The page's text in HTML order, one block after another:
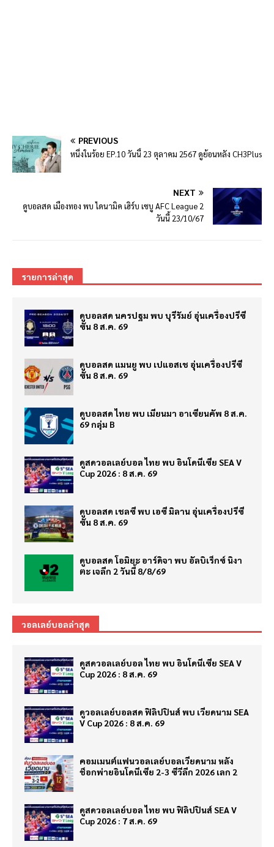
PREVIOUS
หนึ่งในร้อย EP.10 วันนี้ 23 ตุลาคม 2567 ดูย้อนหลัง CH3Plus
NEXT
ดูบอลสด เมืองทอง พบ ไดนามิค เฮิร์บ เซบู AFC League 2
วันนี้ 23/10/67
รายการล่าสุด
ดูบอลสด นครปฐม พบ บุรีรัมย์ อุ่นเครื่องปรีซี
ซั่น 8 ส.ค. 69
ดูบอลสด แมนยู พบ เปแอสเช อุ่นเครื่องปรีซี
ซั่น 8 ส.ค. 69
ดูบอลสด ไทย พบ เมียนมา อาเซียนคัพ 8 ส.ค.
69 กลุ่ม B
ดูสดวอลเลย์บอล ไทย พบ อินโดนีเซีย SEA V
Cup 2026 : 8 ส.ค. 69
ดูบอลสด เชลซี พบ เอซี มิลาน อุ่นเครื่องปรีซี
ซั่น 8 ส.ค. 69
ดูบอลสด โอมิยะ อาร์ดิจา พบ อัลบิเร็กซ์ นิงา
ตะ เจลีก 2 วันนี้ 8/8/69
วอลเลย์บอลล่าสุด
ดูสดวอลเลย์บอล ไทย พบ อินโดนีเซีย SEA V
Cup 2026 : 8 ส.ค. 69
ดูวอลเลย์บอลสด ฟิลิปปินส์ พบ เวียดนาม SEA
V Cup 2026 : 8 ส.ค. 69
คอมเมนต์แฟนวอลเลย์บอลเวียดนาม หลัง
ช็อกพ่ายอินโดนีเซีย 2-3 ซีวีลีก 2026 เลก 2
ดูสดวอลเลย์บอล ไทย พบ ฟิลิปปินส์ SEA V
Cup 2026 : 7 ส.ค. 69